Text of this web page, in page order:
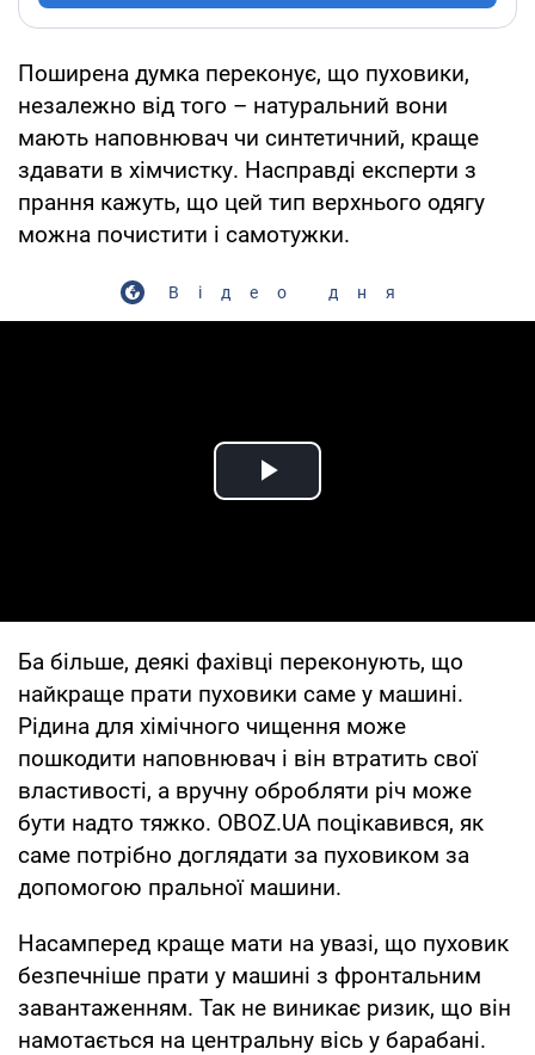
Поширена думка переконує, що пуховики,
незалежно від того – натуральний вони
мають наповнювач чи синтетичний, краще
здавати в хімчистку. Насправді експерти з
прання кажуть, що цей тип верхнього одягу
можна почистити і самотужки.
Відео дня
Play Video
Ба більше, деякі фахівці переконують, що
найкраще прати пуховики саме у машині.
Рідина для хімічного чищення може
пошкодити наповнювач і він втратить свої
властивості, а вручну обробляти річ може
бути надто тяжко. OBOZ.UA поцікавився, як
саме потрібно доглядати за пуховиком за
допомогою пральної машини.
Насамперед краще мати на увазі, що пуховик
безпечніше прати у машині з фронтальним
завантаженням. Так не виникає ризик, що він
намотається на центральну вісь у барабані.